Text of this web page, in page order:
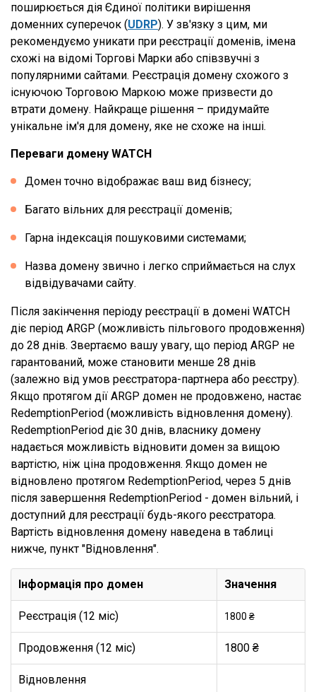
поширюється дія Єдиної політики вирішення
доменних суперечок (UDRP). У зв'язку з цим, ми
рекомендуємо уникати при реєстрації доменів, імена
схожі на відомі Торгові Марки або співзвучні з
популярними сайтами. Реєстрація домену схожого з
існуючою Торговою Маркою може призвести до
втрати домену. Найкраще рішення – придумайте
унікальне ім'я для домену, яке не схоже на інші.
Переваги домену WATCH
Домен точно відображає ваш вид бізнесу;
Багато вільних для реєстрації доменів;
Гарна індексація пошуковими системами;
Назва домену звично і легко сприймається на слух
відвідувачами сайту.
Після закінчення періоду реєстрації в домені WATCH
діє період ARGP (можливість пільгового продовження)
до 28 днів. Звертаємо вашу увагу, що період ARGP не
гарантований, може становити менше 28 днів
(залежно від умов реєстратора-партнера або реєстру).
Якщо протягом дії ARGP домен не продовжено, настає
RedemptionPeriod (можливість відновлення домену).
RedemptionPeriod діє 30 днів, власнику домену
надається можливість відновити домен за вищою
вартістю, ніж ціна продовження. Якщо домен не
відновлено протягом RedemptionPeriod, через 5 днів
після завершення RedemptionPeriod - домен вільний, і
доступний для реєстрації будь-якого реєстратора.
Вартість відновлення домену наведена в таблиці
нижче, пункт "Відновлення".
Інформація про домен Значення
Реєстрація (12 міс) 1800 ₴
Продовження (12 міс) 1800 ₴
Відновлення